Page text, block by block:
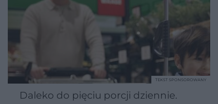
Daleko do pięciu porcji dziennie.
TEKST SPONSOROWANY